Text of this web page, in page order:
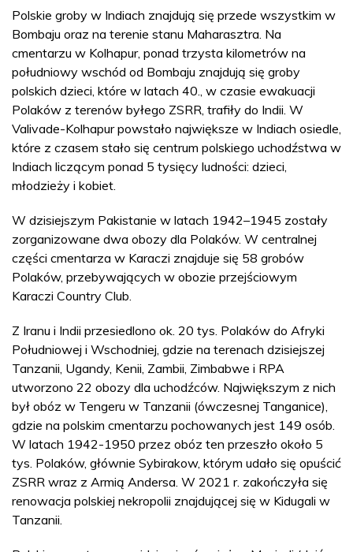
Polskie groby w Indiach znajdują się przede wszystkim w
Bombaju oraz na terenie stanu Maharasztra. Na
cmentarzu w Kolhapur, ponad trzysta kilometrów na
południowy wschód od Bombaju znajdują się groby
polskich dzieci, które w latach 40., w czasie ewakuacji
Polaków z terenów byłego ZSRR, trafiły do Indii. W
Valivade-Kolhapur powstało największe w Indiach osiedle,
które z czasem stało się centrum polskiego uchodźstwa w
Indiach liczącym ponad 5 tysięcy ludności: dzieci,
młodzieży i kobiet.
W dzisiejszym Pakistanie w latach 1942–1945 zostały
zorganizowane dwa obozy dla Polaków. W centralnej
części cmentarza w Karaczi znajduje się 58 grobów
Polaków, przebywających w obozie przejściowym
Karaczi Country Club.
Z Iranu i Indii przesiedlono ok. 20 tys. Polaków do Afryki
Południowej i Wschodniej, gdzie na terenach dzisiejszej
Tanzanii, Ugandy, Kenii, Zambii, Zimbabwe i RPA
utworzono 22 obozy dla uchodźców. Największym z nich
był obóz w Tengeru w Tanzanii (ówczesnej Tanganice),
gdzie na polskim cmentarzu pochowanych jest 149 osób.
W latach 1942-1950 przez obóz ten przeszło około 5
tys. Polaków, głównie Sybirakow, którym udało się opuścić
ZSRR wraz z Armią Andersa. W 2021 r. zakończyła się
renowacja polskiej nekropolii znajdującej się w Kidugali w
Tanzanii.